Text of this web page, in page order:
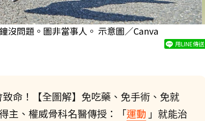
沒問題。圖非當事人。 示意圖／Canva
用LINE傳送
命！【全圖解】免吃藥、免手術、免就
主、權威骨科名醫傳授：「運動 」就能治